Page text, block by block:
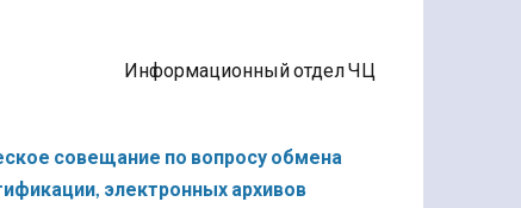
Информационный отдел ЧЦ
совещание по вопросу обмена
электронных архивов